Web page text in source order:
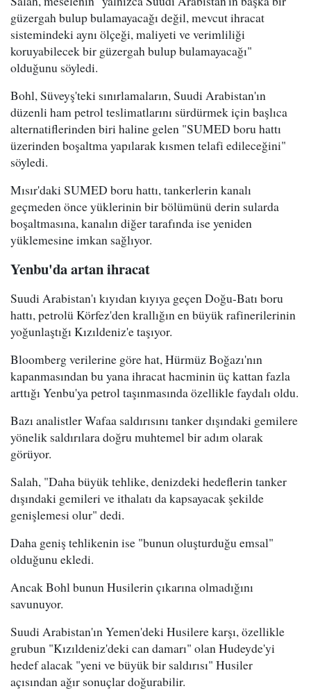
güzergah bulup bulamayacağı değil, mevcut ihracat
sistemindeki aynı ölçeği, maliyeti ve verimliliği
koruyabilecek bir güzergah bulup bulamayacağı"
olduğunu söyledi.
Bohl, Süveyş'teki sınırlamaların, Suudi Arabistan'ın
düzenli ham petrol teslimatlarını sürdürmek için başlıca
alternatiflerinden biri haline gelen "SUMED boru hattı
üzerinden boşaltma yapılarak kısmen telafi edileceğini"
söyledi.
Mısır'daki SUMED boru hattı, tankerlerin kanalı
geçmeden önce yüklerinin bir bölümünü derin sularda
boşaltmasına, kanalın diğer tarafında ise yeniden
yüklemesine imkan sağlıyor.
Yenbu'da artan ihracat
Suudi Arabistan'ı kıyıdan kıyıya geçen Doğu-Batı boru
hattı, petrolü Körfez'den krallığın en büyük rafinerilerinin
yoğunlaştığı Kızıldeniz'e taşıyor.
Bloomberg verilerine göre hat, Hürmüz Boğazı'nın
kapanmasından bu yana ihracat hacminin üç kattan fazla
arttığı Yenbu'ya petrol taşınmasında özellikle faydalı oldu.
Bazı analistler Wafaa saldırısını tanker dışındaki gemilere
yönelik saldırılara doğru muhtemel bir adım olarak
görüyor.
Salah, "Daha büyük tehlike, denizdeki hedeflerin tanker
dışındaki gemileri ve ithalatı da kapsayacak şekilde
genişlemesi olur" dedi.
Daha geniş tehlikenin ise "bunun oluşturduğu emsal"
olduğunu ekledi.
Ancak Bohl bunun Husilerin çıkarına olmadığını
savunuyor.
Suudi Arabistan'ın Yemen'deki Husilere karşı, özellikle
grubun "Kızıldeniz'deki can damarı" olan Hudeyde'yi
hedef alacak "yeni ve büyük bir saldırısı" Husiler
açısından ağır sonuçlar doğurabilir.